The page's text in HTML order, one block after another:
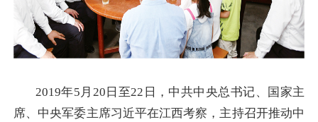
2019年5月20日至22日，中共中央总书记、国家主
席、中央军委主席习近平在江西考察，主持召开推动中